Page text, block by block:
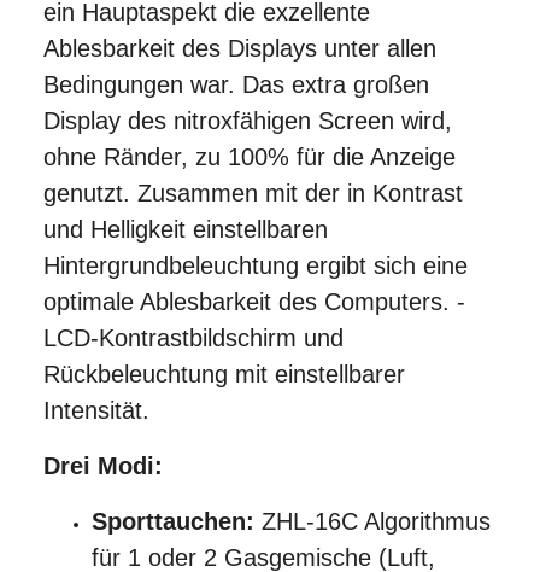
ein Hauptaspekt die exzellente
Ablesbarkeit des Displays unter allen
Bedingungen war. Das extra großen
Display des nitroxfähigen Screen wird,
ohne Ränder, zu 100% für die Anzeige
genutzt. Zusammen mit der in Kontrast
und Helligkeit einstellbaren
Hintergrundbeleuchtung ergibt sich eine
optimale Ablesbarkeit des Computers. -
LCD-Kontrastbildschirm und
Rückbeleuchtung mit einstellbarer
Intensität.
Drei Modi:
Sporttauchen: ZHL-16C Algorithmus
für 1 oder 2 Gasgemische (Luft,